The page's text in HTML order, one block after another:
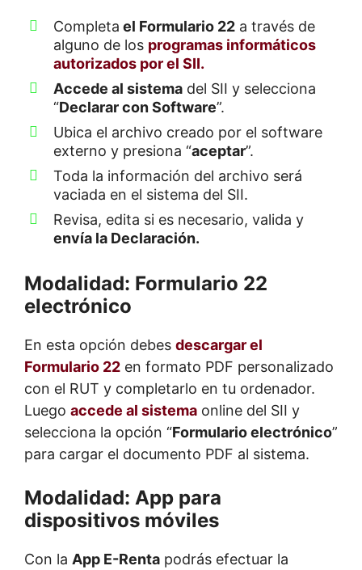
Completa el Formulario 22 a través de
alguno de los programas informáticos
autorizados por el SII.
Accede al sistema del SII y selecciona
“Declarar con Software”.
Ubica el archivo creado por el software
externo y presiona “aceptar”.
Toda la información del archivo será
vaciada en el sistema del SII.
Revisa, edita si es necesario, valida y
envía la Declaración.
Modalidad: Formulario 22
electrónico
En esta opción debes descargar el
Formulario 22 en formato PDF personalizado
con el RUT y completarlo en tu ordenador.
Luego accede al sistema online del SII y
selecciona la opción “Formulario electrónico”
para cargar el documento PDF al sistema.
Modalidad: App para
dispositivos móviles
Con la App E-Renta podrás efectuar la